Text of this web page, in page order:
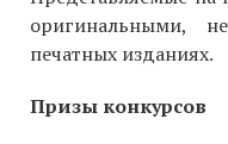
оригинальными,
печатных изданиях.
Призы конкурсов